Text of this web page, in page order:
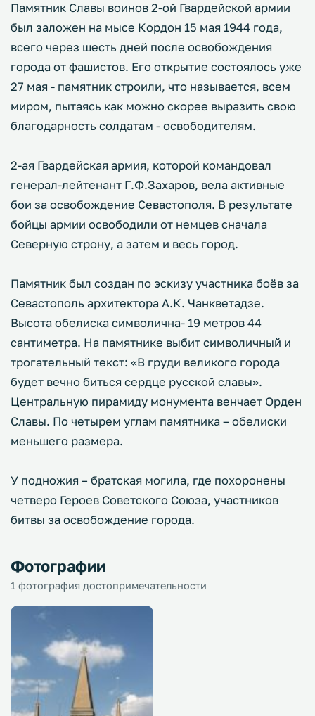
Памятник Славы воинов 2-ой Гвардейской армии
был заложен на мысе Кордон 15 мая 1944 года,
всего через шесть дней после освобождения
города от фашистов. Его открытие состоялось уже
27 мая - памятник строили, что называется, всем
миром, пытаясь как можно скорее выразить свою
благодарность солдатам - освободителям.
2-ая Гвардейская армия, которой командовал
генерал-лейтенант Г.Ф.Захаров, вела активные
бои за освобождение Севастополя. В результате
бойцы армии освободили от немцев сначала
Северную строну, а затем и весь город.
Памятник был создан по эскизу участника боёв за
Севастополь архитектора А.К. Чанкветадзе.
Высота обелиска символична- 19 метров 44
сантиметра. На памятнике выбит символичный и
трогательный текст: «В груди великого города
будет вечно биться сердце русской славы».
Центральную пирамиду монумента венчает Орден
Славы. По четырем углам памятника – обелиски
меньшего размера.
У подножия – братская могила, где похоронены
четверо Героев Советского Союза, участников
битвы за освобождение города.
Фотографии
1 фотография достопримечательности